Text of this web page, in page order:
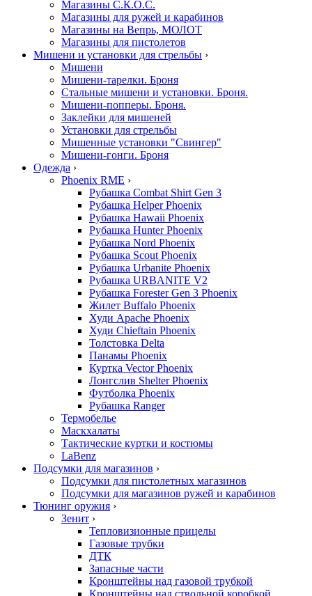
Магазины С.К.О.С.
Магазины для ружей и карабинов
Магазины на Вепрь, МОЛОТ
Магазины для пистолетов
Мишени и установки для стрельбы ›
Мишени
Мишени-тарелки. Броня
Стальные мишени и установки. Броня.
Мишени-попперы. Броня.
Заклейки для мишеней
Установки для стрельбы
Мишенные установки "Свингер"
Мишени-гонги. Броня
Одежда ›
Phoenix RME ›
Рубашка Combat Shirt Gen 3
Рубашка Helper Phoenix
Рубашка Hawaii Phoenix
Рубашка Hunter Phoenix
Рубашка Nord Phoenix
Рубашка Scout Phoenix
Рубашка Urbanite Phoenix
Рубашка URBANITE V2
Рубашка Forester Gen 3 Phoenix
Жилет Buffalo Phoenix
Худи Apache Phoenix
Худи Chieftain Phoenix
Толстовка Delta
Панамы Phoenix
Куртка Vector Phoenix
Лонгслив Shelter Phoenix
Футболка Phoenix
Рубашка Ranger
Термобелье
Маскхалаты
Тактические куртки и костюмы
LaBenz
Подсумки для магазинов ›
Подсумки для пистолетных магазинов
Подсумки для магазинов ружей и карабинов
Тюнинг оружия ›
Зенит ›
Тепловизионные прицелы
Газовые трубки
ДТК
Запасные части
Кронштейны над газовой трубкой
Кронштейны над ствольной коробкой